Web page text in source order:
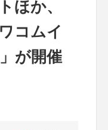
ほか、
コムイ
が開催